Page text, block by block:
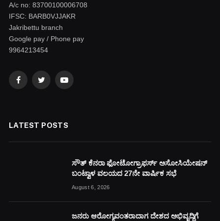
A/c no: 83700100006708
IFSC: BARB0VJJAKR
Jakribettu branch
Google pay / Phone pay
9964213454
FacebookTwitter YouTube
LATEST POSTS
ಸೌತ್ ಕೆನರಾ ಫೋಟೋಗ್ರಾಫರ್ಸ್ ಅಸೋಸಿಯೇಷನ್
ಬಂಟ್ವಾಳ ವಲಯದ 27ನೇ ವಾರ್ಷಿಕ ಸಭೆ
August 6, 2026
ಜನರು ಆರೋಗ್ಯವಂತರಾದಾಗ ದೇಶದ ಅಭಿವೃದ್ಧಿಗೆ